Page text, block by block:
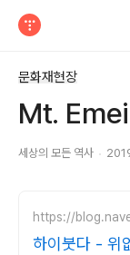
문화재현장
Mt.
세상의 모든 역사
https://
하이붓다 - 위